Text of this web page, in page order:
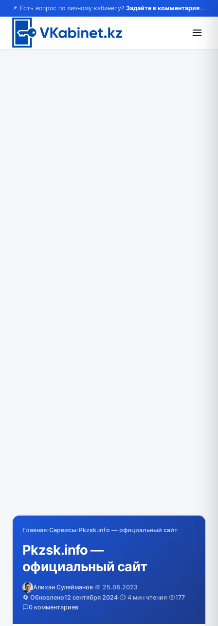
📌 Есть вопрос по личному кабинету? Задайте в комментариях — ответим!
Главная›Сервисы›Pkzsk.info — официальный сайт
Pkzsk.info —
официальный сайт
Алихан Сулейманов·📅 25.08.2023
🔄 Обновлено12 сентября 2024·⏱️ 4 мин чтения· 177·
0 комментариев